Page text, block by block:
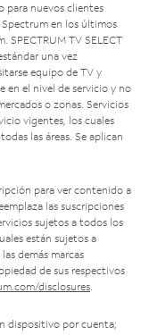
para nuevos clientes
en los últimos
SPECTRUM TV SELECT
una vez
equipo de TV y
en el nivel de servicio y no
o zonas. Servicios
vigentes, los cuales
las áreas. Se aplican
para ver contenido a
las suscripciones
sujetos a todos los
están sujetos a
demás marcas
de sus respectivos
disclosures.
dispositivo por cuenta;